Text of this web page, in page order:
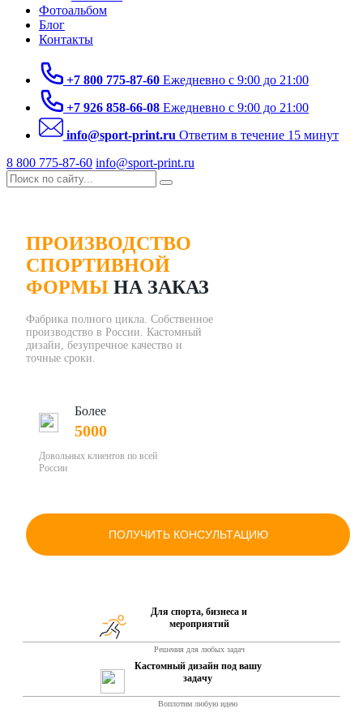
Фотоальбом
Блог
Контакты
+7 800 775-87-60 Ежедневно с 9:00 до 21:00
+7 926 858-66-08 Ежедневно с 9:00 до 21:00
info@sport-print.ru Ответим в течение 15 минут
8 800 775-87-60 info@sport-print.ru
ПРОИЗВОДСТВО
СПОРТИВНОЙ
ФОРМЫ НА ЗАКАЗ
Фабрика полного цикла. Собственное
производство в России. Кaстомный
дизайн, безупречное качество и
точные сроки.
Более
5000
Довольных клиентов по всей
России
ПОЛУЧИТЬ КОНСУЛЬТАЦИЮ
Для спорта, бизнеса и
мероприятий
Решения для любых задач
Кастомный дизайн под вашу
задачу
Воплотим любую идею